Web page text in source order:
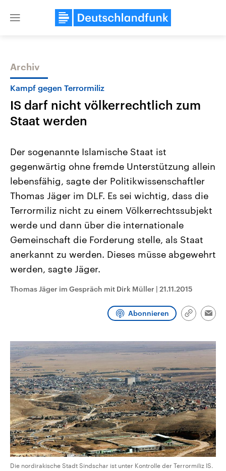
Close
Themen
USA
Aktuelle Beiträge, Analysen und
Hintergründe
Wirtschaftlich und militärisch
gehören die Vereinigten Staaten zu
den mächtigsten Ländern der Erde,
mit großem Einfluss auf das
Nahostkonflikt
Aktuelle Lage und
Der Überfall der
Terrororganisation Hamas
Oktober 2023 auf Israel
Region wieder die Gewalt
Israel möchte die Hamas
Libanon vom Iran
Sendungen Programm Podcasts
Archiv
Kampf gegen Terrormiliz
IS darf nicht völkerrechtlich zum
Staat werden
Der sogenannte Islamische Staat ist
gegenwärtig ohne fremde Unterstützung allein
lebensfähig, sagte der Politikwissenschaftler
Thomas Jäger im DLF. Es sei wichtig, dass die
Terrormiliz nicht zu einem Völkerrechtssubjekt
werde und dann über die internationale
Gemeinschaft die Forderung stelle, als Staat
anerkannt zu werden. Dieses müsse abgewehrt
werden, sagte Jäger.
Thomas Jäger im Gespräch mit Dirk Müller | 21.11.2015
Abonnieren
Link
Die nordirakische Stadt Sindschar ist unter Kontrolle der Terrormiliz IS.